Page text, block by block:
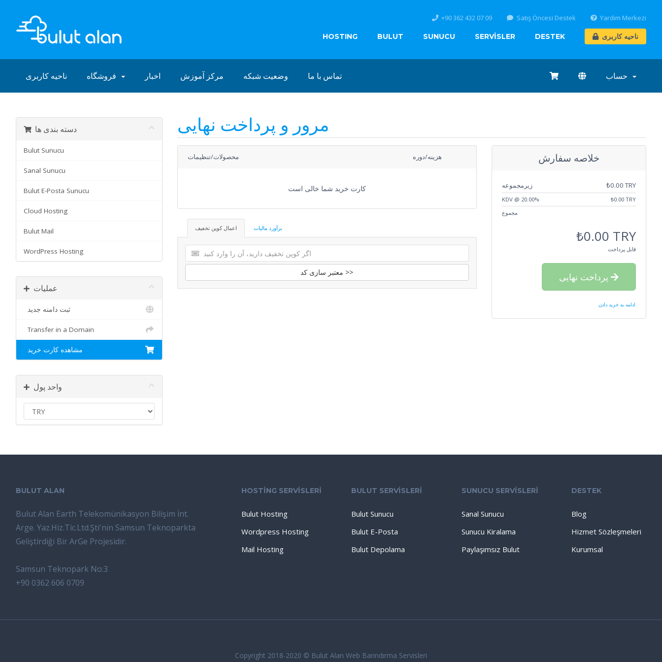
HOSTING BULUT SUNUCU SERVİSLER DESTEK ناحیه کاربری
+90 362 432 07 09 Satış Öncesi Destek Yardım Merkezi
ناحیه کاربری اخبار مرکز آموزش وضعیت شبکه تماس با ما
دسته بندی ها
Bulut Sunucu
Sanal Sunucu
Bulut E-Posta Sunucu
Cloud Hosting
Bulut Mail
WordPress Hosting
عملیات
ثبت دامنه جدید
Transfer in a Domain
مشاهده کارت خرید
واحد پول
مرور و پرداخت نهایی
محصولات/تنظیمات هزینه/دوره
کارت خرید شما خالی است
اعمال کوپن تخفیف برآورد مالیات
معتبر سازی کد >>
خلاصه سفارش
زیرمجموعه ₺0.00 TRY
KDV @ 20.00%
₺0.00 TRY
مجموع
₺0.00 TRY
قابل پرداخت
ادامه به خرید دادن
BULUT ALAN
Bulut Alan Earth Telekomünikasyon Bilişim İnt.
Arge. Yaz.Hiz.Tic.Ltd.Şti'nin Samsun Teknoparkta
Geliştirdiği Bir ArGe Projesidir.
Samsun Teknopark No:3
+90 0362 606 0709
HOSTİNG SERVİSLERİ
Bulut Hosting
Wordpress Hosting
Mail Hosting
BULUT SERVİSLERİ
Bulut Sunucu
Bulut E-Posta
Bulut Depolama
SUNUCU SERVİSLERİ
Sanal Sunucu
Sunucu Kiralama
Paylaşımsız Bulut
DESTEK
Blog
Hizmet Sözleşmeleri
Kurumsal
Copyright 2018-2020 © Bulut Alan Web Barındırma Servisleri